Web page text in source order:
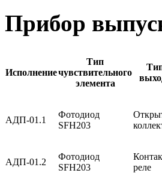
Прибор
Исполнение
Тип
чувствительного
элемента
АДП-01.1
Фотодиод
SFH203
АДП-01.2
Фотодиод
SFH203
реле